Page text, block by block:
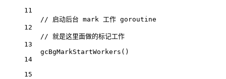
11
// 启动后台 mark 工作 goroutine
12
// 就是这里面做的标记工作
13
gcBgMarkStartWorkers ()
14
15